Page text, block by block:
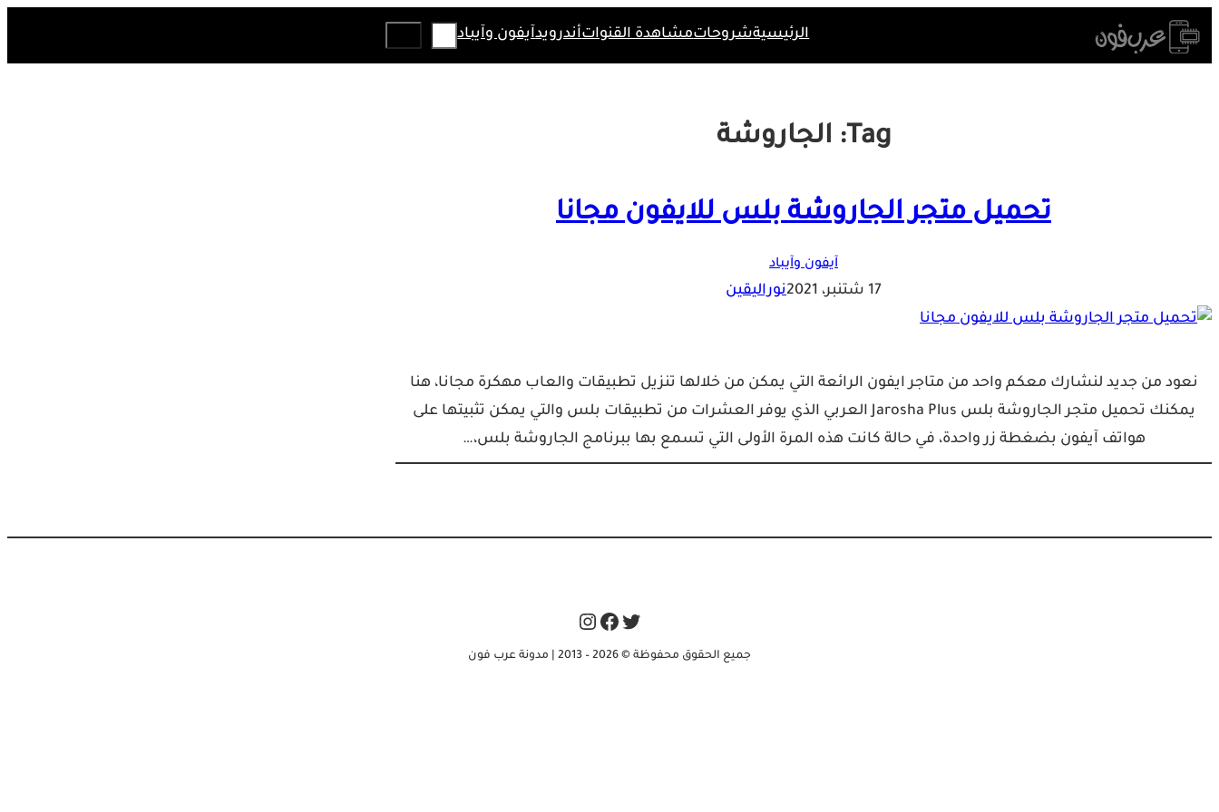
Skip
to
الرئيسيةشروحاتمشاهدة القنواتأندرويدآيفون وآيباد
Tag: الجاروشة
تحميل متجر الجاروشة بلس للايفون مجانا
آيفون وآيباد
17 شتنبر، 2021 نوراليقين
نعود من جديد لنشارك معكم واحد من متاجر ايفون الرائعة التي يمكن من خلالها تنزيل تطبيقات والعاب مهكرة مجانا، هنا
يمكنك تحميل متجر الجاروشة بلس Jarosha Plus العربي الذي يوفر العشرات من تطبيقات بلس والتي يمكن تثبيتها على
هواتف آيفون بضغطة زر واحدة، في حالة كانت هذه المرة الأولى التي تسمع بها ببرنامج الجاروشة بلس،…
Twitter
Facebook
Instagram
جميع الحقوق محفوظة © 2026 – 2013 | مدونة عرب فون